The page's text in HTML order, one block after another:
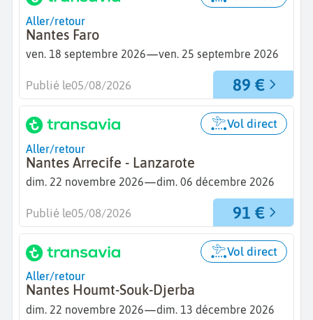
Aller/retour
Nantes Faro
ven. 18 septembre 2026—ven. 25 septembre 2026
89 €
Publié le05/08/2026
Aller/retour
Nantes Arrecife - Lanzarote
dim. 22 novembre 2026—dim. 06 décembre 2026
Vol direct
91 €
Publié le05/08/2026
Aller/retour
Nantes Houmt-Souk-Djerba
dim. 22 novembre 2026—dim. 13 décembre 2026
Vol direct